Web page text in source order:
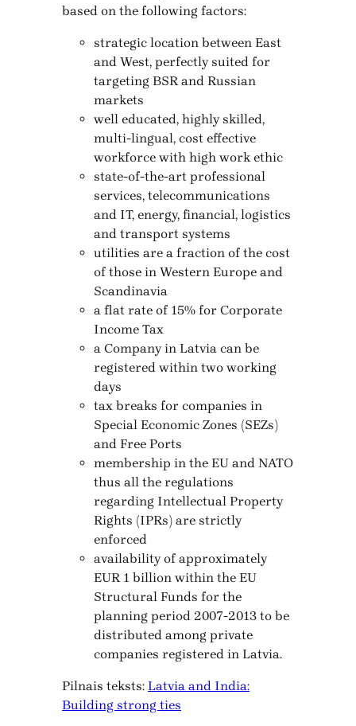
based on the following factors:
strategic location between East
and West, perfectly suited for
targeting BSR and Russian
markets
well educated, highly skilled,
multi-lingual, cost effective
workforce with high work ethic
state-of-the-art professional
services, telecommunications
and IT, energy, financial, logistics
and transport systems
utilities are a fraction of the cost
of those in Western Europe and
Scandinavia
a flat rate of 15% for Corporate
Income Tax
a Company in Latvia can be
registered within two working
days
tax breaks for companies in
Special Economic Zones (SEZs)
and Free Ports
membership in the EU and NATO
thus all the regulations
regarding Intellectual Property
Rights (IPRs) are strictly
enforced
availability of approximately
EUR 1 billion within the EU
Structural Funds for the
planning period 2007-2013 to be
distributed among private
companies registered in Latvia.
Pilnais teksts: Latvia and India:
Building strong ties